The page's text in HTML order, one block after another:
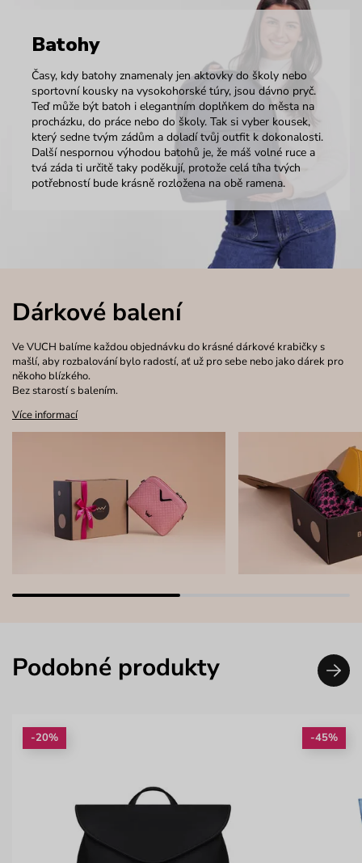
Batohy
Časy, kdy batohy znamenaly jen aktovky do školy nebo
sportovní kousky na vysokohorské túry, jsou dávno pryč.
Teď může být batoh i elegantním doplňkem do města na
procházku, do práce nebo do školy. Tak si vyber kousek,
který sedne tvým zádům a doladí tvůj outfit k dokonalosti.
Další nespornou výhodou batohů je, že máš volné ruce a
tvá záda ti určitě taky poděkují, protože celá tíha tvých
potřebností bude krásně rozložena na obě ramena.
Dárkové balení
Ve VUCH balíme každou objednávku do krásné dárkové krabičky s
mašlí, aby rozbalování bylo radostí, ať už pro sebe nebo jako dárek pro
někoho blízkého.
Bez starostí s balením.
Více informací
Podobné produkty
-20% -45%